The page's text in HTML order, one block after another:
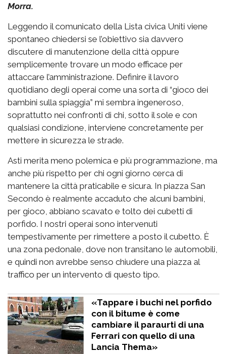
Morra.
Leggendo il comunicato della Lista civica Uniti viene
spontaneo chiedersi se l’obiettivo sia davvero
discutere di manutenzione della città oppure
semplicemente trovare un modo efficace per
attaccare l’amministrazione. Definire il lavoro
quotidiano degli operai come una sorta di “gioco dei
bambini sulla spiaggia” mi sembra ingeneroso,
soprattutto nei confronti di chi, sotto il sole e con
qualsiasi condizione, interviene concretamente per
mettere in sicurezza le strade.
Asti merita meno polemica e più programmazione, ma
anche più rispetto per chi ogni giorno cerca di
mantenere la città praticabile e sicura. In piazza San
Secondo è realmente accaduto che alcuni bambini,
per gioco, abbiano scavato e tolto dei cubetti di
porfido. I nostri operai sono intervenuti
tempestivamente per rimettere a posto il cubetto. È
una zona pedonale, dove non transitano le automobili,
e quindi non avrebbe senso chiudere una piazza al
traffico per un intervento di questo tipo.
«Tappare i buchi nel porfido
con il bitume è come
cambiare il paraurti di una
Ferrari con quello di una
Lancia Thema»